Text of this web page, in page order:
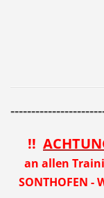
!!
an allen
SONTHOFEN -